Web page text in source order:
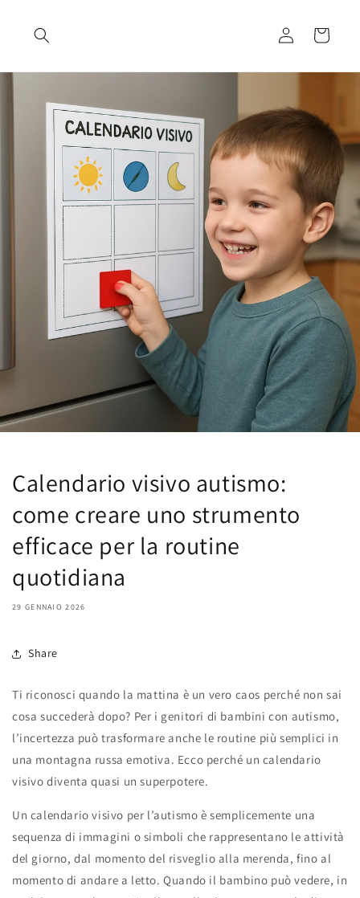
ai contenuti
Accedi Carrello
Calendario visivo autismo:
come creare uno strumento
efficace per la routine
quotidiana
29 GENNAIO 2026
Share
Ti riconosci quando la mattina è un vero caos perché non sai
cosa succederà dopo? Per i genitori di bambini con autismo,
l’incertezza può trasformare anche le routine più semplici in
una montagna russa emotiva. Ecco perché un calendario
visivo diventa quasi un superpotere.
Un calendario visivo per l’autismo è semplicemente una
sequenza di immagini o simboli che rappresentano le attività
del giorno, dal momento del risveglio alla merenda, fino al
momento di andare a letto. Quando il bambino può vedere, in